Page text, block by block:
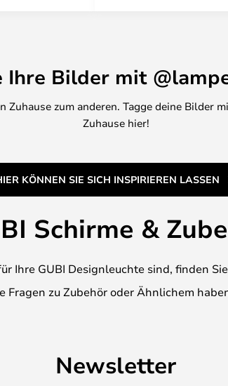
Ihre Bilder mit
Zuhause zum anderen. Tagge deine Bilder
Zuhause hier!
KÖNNEN SIE SICH INSPIRIEREN LASSEN
Schirme &
Ihre GUBI Designleuchte sind, finden
zu Zubehör oder Ähnlichem
Newsletter